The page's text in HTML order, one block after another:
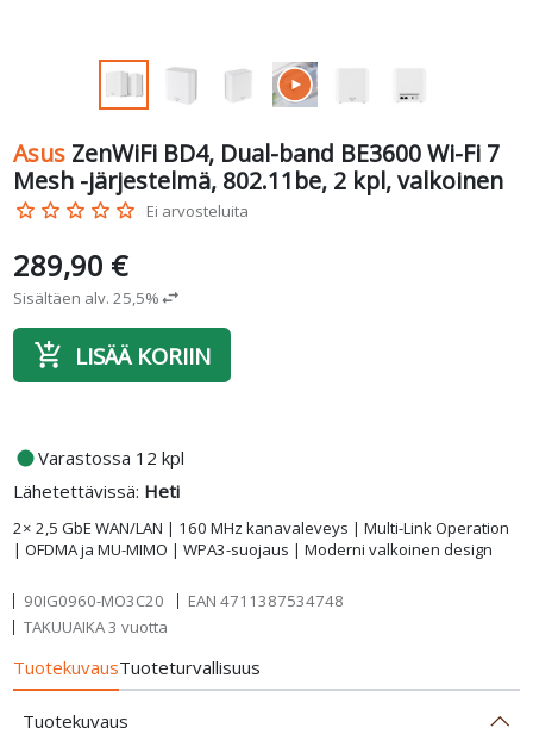
Asus ZenWiFi BD4, Dual-band BE3600 Wi-Fi 7
Mesh -järjestelmä, 802.11be, 2 kpl, valkoinen
star_border star_border star_border star_border star_border Ei arvosteluita
2× 2,5 GbE WAN/LAN | 160 MHz kanavaleveys | Multi-Link Operation
| OFDMA ja MU-MIMO | WPA3-suojaus | Moderni valkoinen design
289,90 €
Sisältäen alv. 25,5%swap_horiz
add_shopping_cart LISÄÄ KORIIN
fiber_manual_recordVarastossa 12 kpl
Lähetettävissä: Heti
90IG0960-MO3C20 EAN 4711387534748
TAKUUAIKA 3 vuotta
TuotekuvausTuoteturvallisuus
Tuotekuvaus